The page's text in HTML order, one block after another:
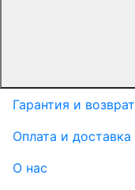
Гарантия и возврат
Оплата и доставка
О нас